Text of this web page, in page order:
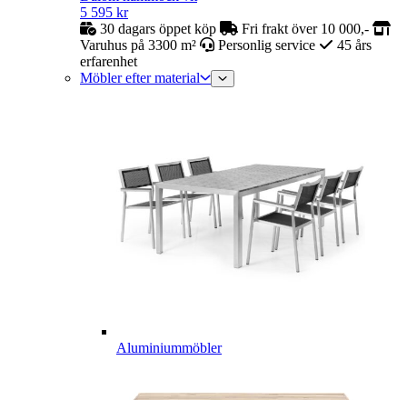
5 595 kr
30 dagars öppet köp
Fri frakt över 10 000,-
Varuhus på 3300 m²
Personlig service
45 års
erfarenhet
Möbler efter material
Aluminiummöbler